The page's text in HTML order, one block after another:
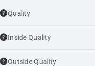
Quality
Inside Quality
Outside Quality